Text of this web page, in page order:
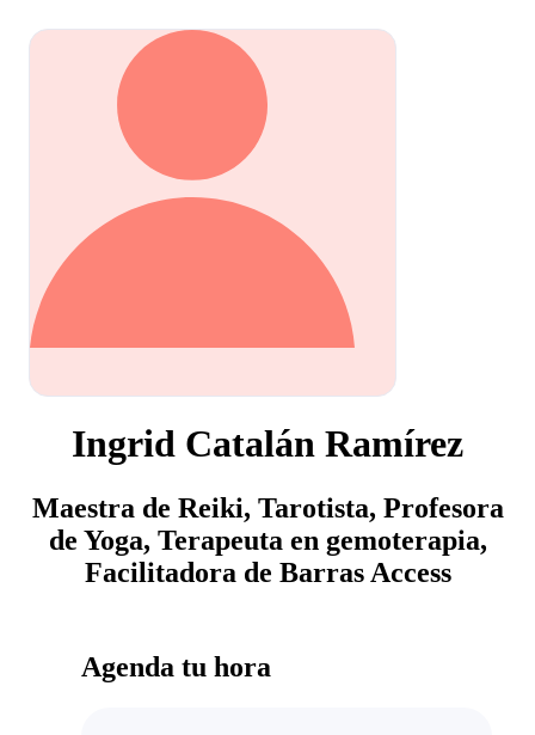
Ingrid Catalán Ramírez
Maestra de Reiki, Tarotista, Profesora
de Yoga, Terapeuta en gemoterapia,
Facilitadora de Barras Access
Agenda tu hora